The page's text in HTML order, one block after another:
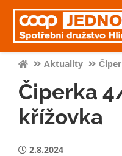
Aktuality
Čiperka
křížovka
2.8.2024